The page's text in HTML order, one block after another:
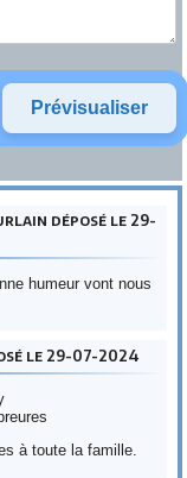
déposé le 29-
humeur vont nous
le 29-07-2024
à toute la famille.